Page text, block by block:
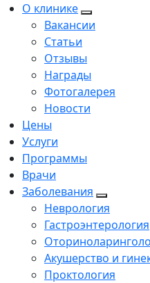
О клинике
Вакансии
Статьи
Отзывы
Награды
Фотогалерея
Новости
Цены
Услуги
Программы
Врачи
Заболевания
Неврология
Гастроэнтерология
Акушерство и
Проктология